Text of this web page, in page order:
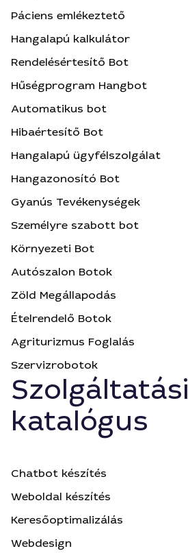
Páciens emlékeztető
Hangalapú kalkulátor
Rendelésértesítő Bot
Hűségprogram Hangbot
Automatikus bot
Hibaértesítő Bot
Hangalapú ügyfélszolgálat
Hangazonosító Bot
Gyanús Tevékenységek
Személyre szabott bot
Környezeti Bot
Autószalon Botok
Zöld Megállapodás
Ételrendelő Botok
Agriturizmus Foglalás
Szervizrobotok
Szolgáltatási
katalógus
Chatbot készítés
Weboldal készítés
Keresőoptimalizálás
Webdesign